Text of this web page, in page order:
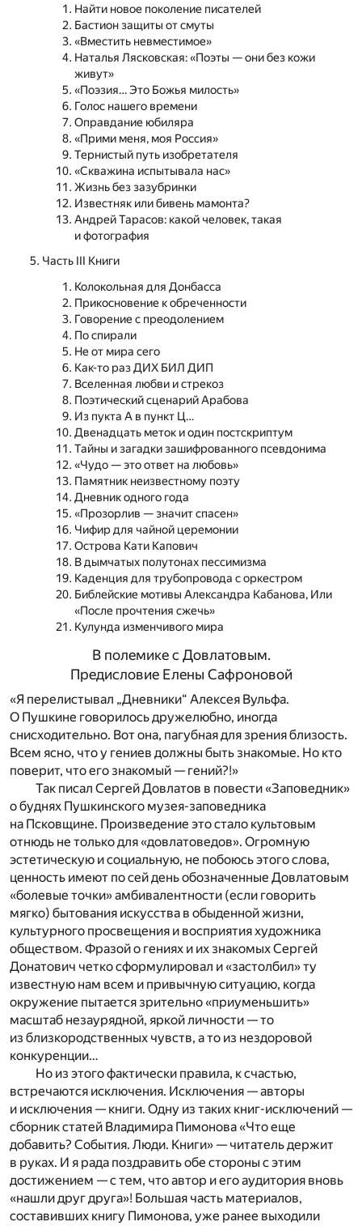
Найти новое поколение писателей
Бастион защиты от смуты
«Вместить невместимое»
Наталья Лясковская: «Поэты — они без кожи
живут»
«Поэзия… Это Божья милость»
Голос нашего времени
Оправдание юбиляра
«Прими меня, моя Россия»
Тернистый путь изобретателя
«Скважина испытывала нас»
Жизнь без зазубринки
Известняк или бивень мамонта?
Андрей Тарасов: какой человек, такая
и фотография
Часть III Книги
Колокольная для Донбасса
Прикосновение к обреченности
Говорение с преодолением
По спирали
Не от мира сего
Как-то раз ДИХ БИЛ ДИП
Вселенная любви и стрекоз
Поэтический сценарий Арабова
Из пукта А в пункт Ц…
Двенадцать меток и один постскриптум
Тайны и загадки зашифрованного псевдонима
«Чудо — это ответ на любовь»
Памятник неизвестному поэту
Дневник одного года
«Прозорлив — значит спасен»
Чифир для чайной церемонии
Острова Кати Капович
В дымчатых полутонах пессимизма
Каденция для трубопровода с оркестром
Библейские мотивы Александра Кабанова, Или
«После прочтения сжечь»
Кулунда изменчивого мира
В полемике с Довлатовым.
Предисловие Елены Сафроновой
«Я перелистывал „Дневники“ Алексея Вульфа.
О Пушкине говорилось дружелюбно, иногда
снисходительно. Вот она, пагубная для зрения близость.
Всем ясно, что у гениев должны быть знакомые. Но кто
поверит, что его знакомый — гений?!»
Так писал Сергей Довлатов в повести «Заповедник»
о буднях Пушкинского музея-заповедника
на Псковщине. Произведение это стало культовым
отнюдь не только для «довлатоведов». Огромную
эстетическую и социальную, не побоюсь этого слова,
ценность имеют по сей день обозначенные Довлатовым
«болевые точки» амбивалентности (если говорить
мягко) бытования искусства в обыденной жизни,
культурного просвещения и восприятия художника
обществом. Фразой о гениях и их знакомых Сергей
Донатович четко сформулировал и «застолбил» ту
известную нам всем и привычную ситуацию, когда
окружение пытается зрительно «приуменьшить»
масштаб незаурядной, яркой личности — то
из близкородственных чувств, а то из нездоровой
конкуренции…
Но из этого фактически правила, к счастью,
встречаются исключения. Исключения — авторы
и исключения — книги. Одну из таких книг-исключений —
сборник статей Владимира Пимонова «Что еще
добавить? События. Люди. Книги» — читатель держит
в руках. И я рада поздравить обе стороны с этим
достижением — с тем, что автор и его аудитория вновь
«нашли друг друга»! Большая часть материалов,
составивших книгу Пимонова, уже ранее выходили